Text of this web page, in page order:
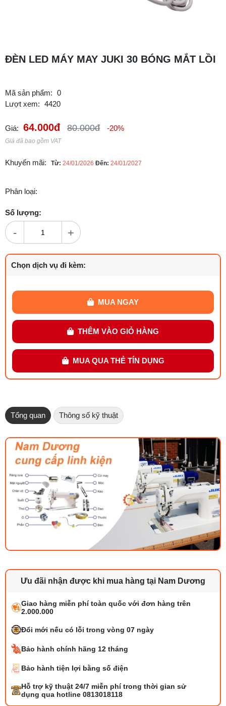
ĐÈN LED MÁY MAY JUKI 30 BÓNG MẮT LỒI
Mã sản phẩm: 0
Lượt xem: 4420
Giá: 64.000đ 80.000đ -20%
Giá đã bao gồm VAT
Khuyến mãi: Từ: 24/01/2026 Đến: 24/01/2027
Phân loại:
Số lượng:
- +
Chọn dịch vụ đi kèm:
MUA NGAY
THÊM VÀO GIỎ HÀNG
MUA QUA THẺ TÍN DỤNG
Tổng quan Thông số kỹ thuật
Ưu đãi nhận được khi mua hàng tại Nam Dương
Giao hàng miễn phí toàn quốc với đơn hàng trên
2.000.000
Đổi mới nếu có lỗi trong vòng 07 ngày
Bảo hành chính hãng 12 tháng
Bảo hành tiện lợi bằng số điện
Hỗ trợ kỹ thuật 24/7 miễn phí trong thời gian sử
dụng qua hotline 0813018118
Tổng hợp 6 loại kéo cắt vải ngành may
đáng mua